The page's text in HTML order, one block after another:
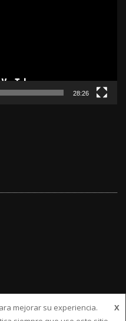
28:26
mejorar su experiencia.
X